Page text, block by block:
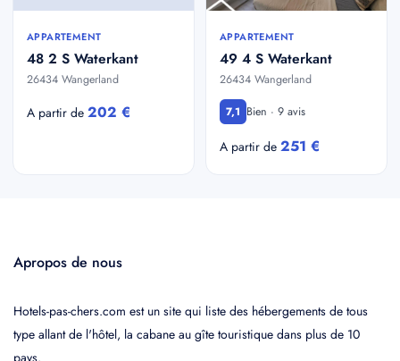
APPARTEMENT
48 2 S Waterkant
26434 Wangerland
A partir de 202 €
APPARTEMENT
49 4 S Waterkant
26434 Wangerland
7,1 Bien · 9 avis
A partir de 251 €
Apropos de nous
Hotels-pas-chers.com est un site qui liste des hébergements de tous
type allant de l'hôtel, la cabane au gîte touristique dans plus de 10
pays.